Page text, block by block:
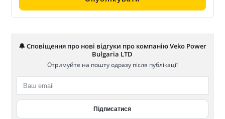
🔔 Сповіщення про нові відгуки про компанію Veko Power
Bulgaria LTD
Отримуйте на пошту одразу після публікації